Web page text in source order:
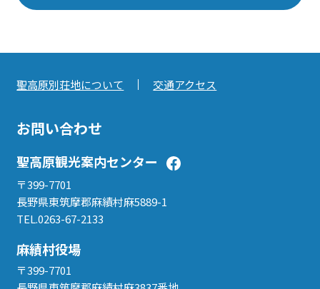
聖高原別荘地について 交通アクセス
お問い合わせ
聖高原観光案内センター
〒399-7701
長野県東筑摩郡麻績村麻5889-1
TEL.0263-67-2133
麻績村役場
〒399-7701